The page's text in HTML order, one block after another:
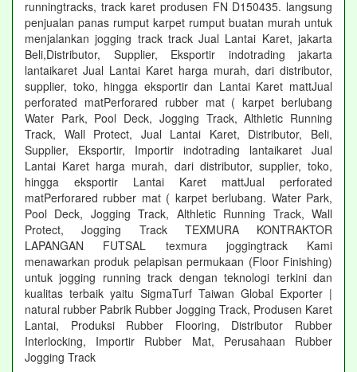
runningtracks, track karet produsen FN D150435. langsung
penjualan panas rumput karpet rumput buatan murah untuk
menjalankan jogging track track Jual Lantai Karet, jakarta
Beli,Distributor, Supplier, Eksportir indotrading jakarta
lantaikaret Jual Lantai Karet harga murah, dari distributor,
supplier, toko, hingga eksportir dan Lantai Karet mattJual
perforated matPerforared rubber mat ( karpet berlubang
Water Park, Pool Deck, Jogging Track, Althletic Running
Track, Wall Protect, Jual Lantai Karet, Distributor, Beli,
Supplier, Eksportir, Importir indotrading lantaikaret Jual
Lantai Karet harga murah, dari distributor, supplier, toko,
hingga eksportir Lantai Karet mattJual perforated
matPerforared rubber mat ( karpet berlubang. Water Park,
Pool Deck, Jogging Track, Althletic Running Track, Wall
Protect, Jogging Track TEXMURA KONTRAKTOR
LAPANGAN FUTSAL texmura joggingtrack Kami
menawarkan produk pelapisan permukaan (Floor Finishing)
untuk jogging running track dengan teknologi terkini dan
kualitas terbaik yaitu SigmaTurf Taiwan Global Exporter |
natural rubber Pabrik Rubber Jogging Track, Produsen Karet
Lantai, Produksi Rubber Flooring, Distributor Rubber
Interlocking, Importir Rubber Mat, Perusahaan Rubber
Jogging Track